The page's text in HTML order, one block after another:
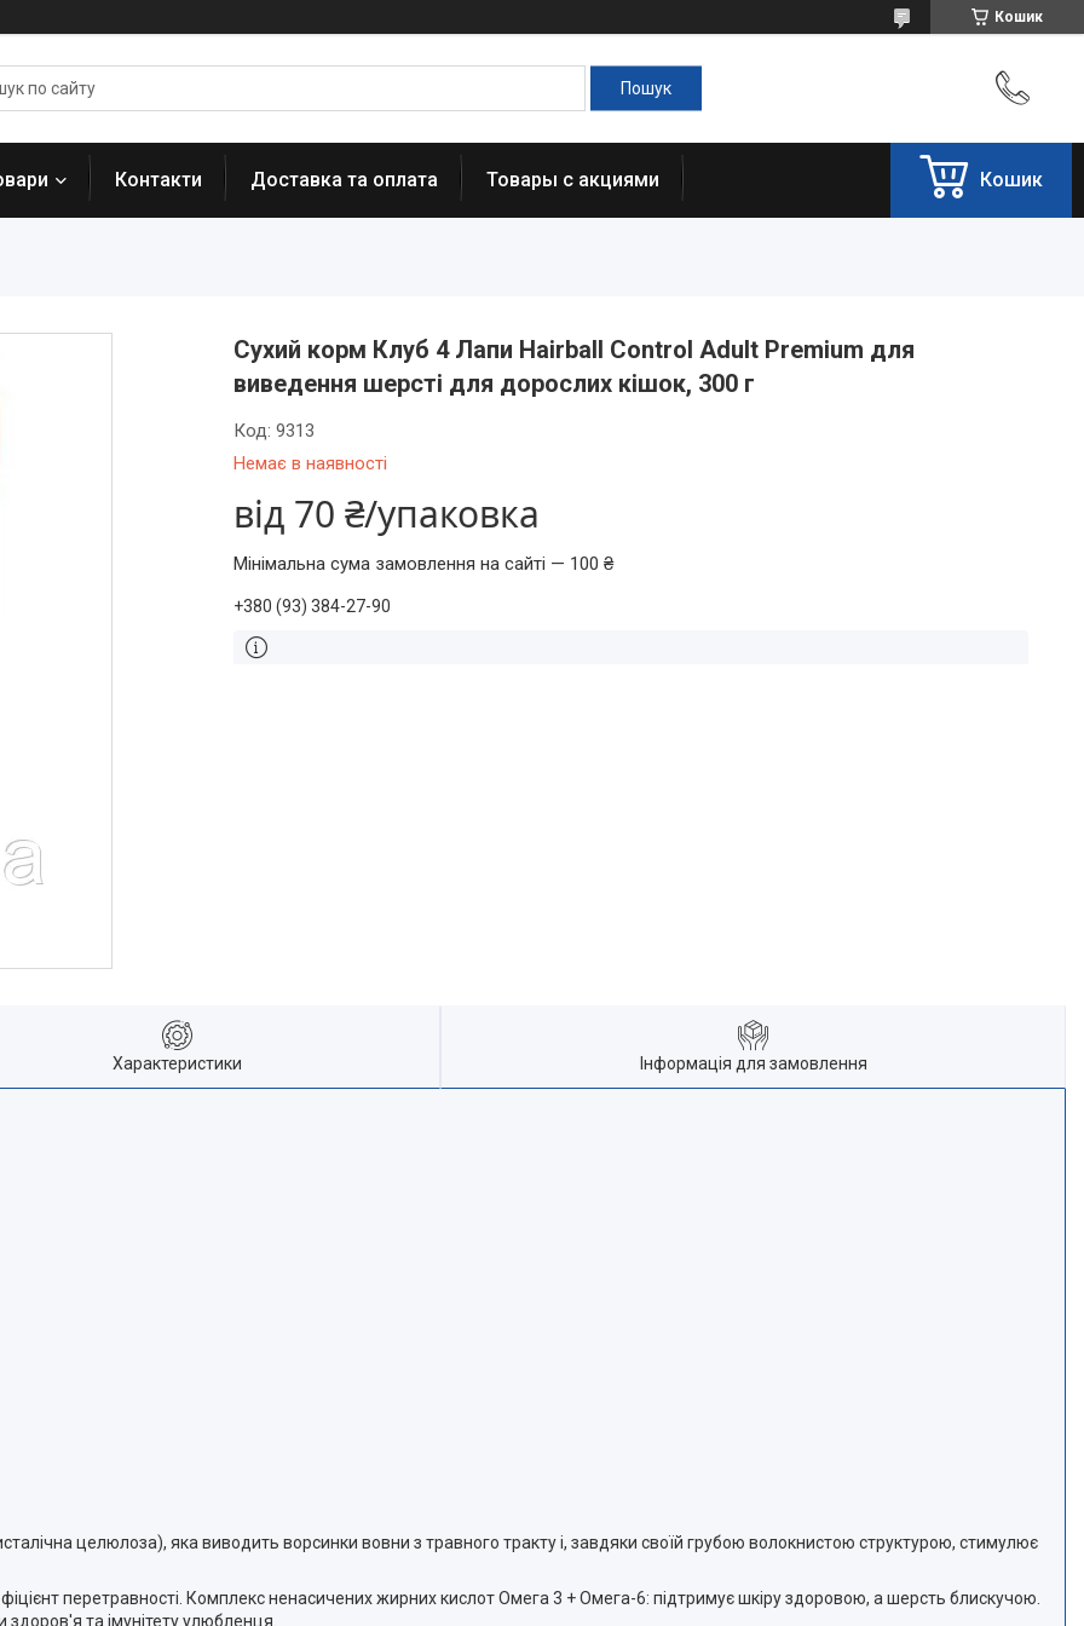
Кошик
Контакти Доставка та оплата Товары с акциями Кошик
Сухий корм Клуб 4 Лапи Hairball Control Adult Premium для
виведення шерсті для дорослих кішок, 300 г
Немає в наявності
Код:9313
від 70 ₴/упаковка
Мінімальна сума замовлення на сайті — 100 ₴
+380 (93) 384-27-90
Характеристики Інформація для замовлення
целюлоза), яка виводить ворсинки вовни з травного тракту і, завдяки своїй грубою волокнистою структурою, стимулює
перетравності. Комплекс ненасичених жирних кислот Омега 3 + Омега-6: підтримує шкіру здоровою, а шерсть блискучою.
та імунітету улюбленця.